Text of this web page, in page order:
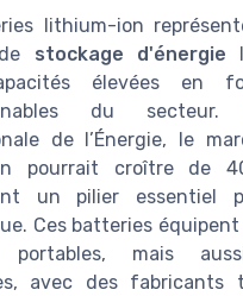
lithium-ion
stockage d'énergie
élevées en
du secteur.
de l’Énergie, le
pourrait croître de
un pilier essentiel
Ces batteries
portables, mais
avec des fabricants